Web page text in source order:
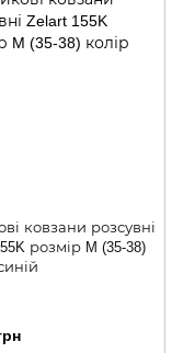
ковзани розсувні
розмір M (35-38)